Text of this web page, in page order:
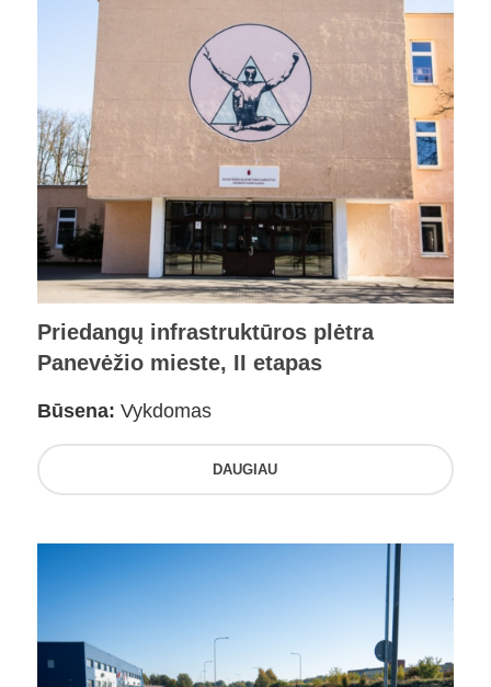
Priedangų infrastruktūros plėtra
Panevėžio mieste, II etapas
Būsena: Vykdomas
DAUGIAU